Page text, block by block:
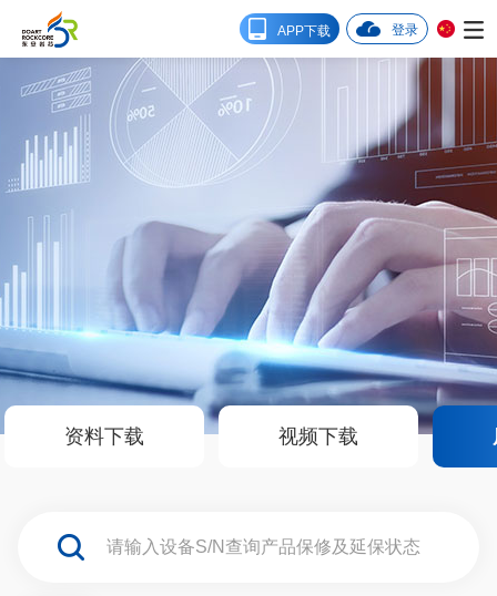
登录
APP下载
资料下载 视频下载